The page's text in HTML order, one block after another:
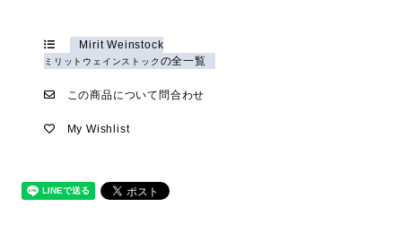
Mirit Weinstock
ミリットウェインストック の全一覧
この商品について問合わせ
My Wishlist